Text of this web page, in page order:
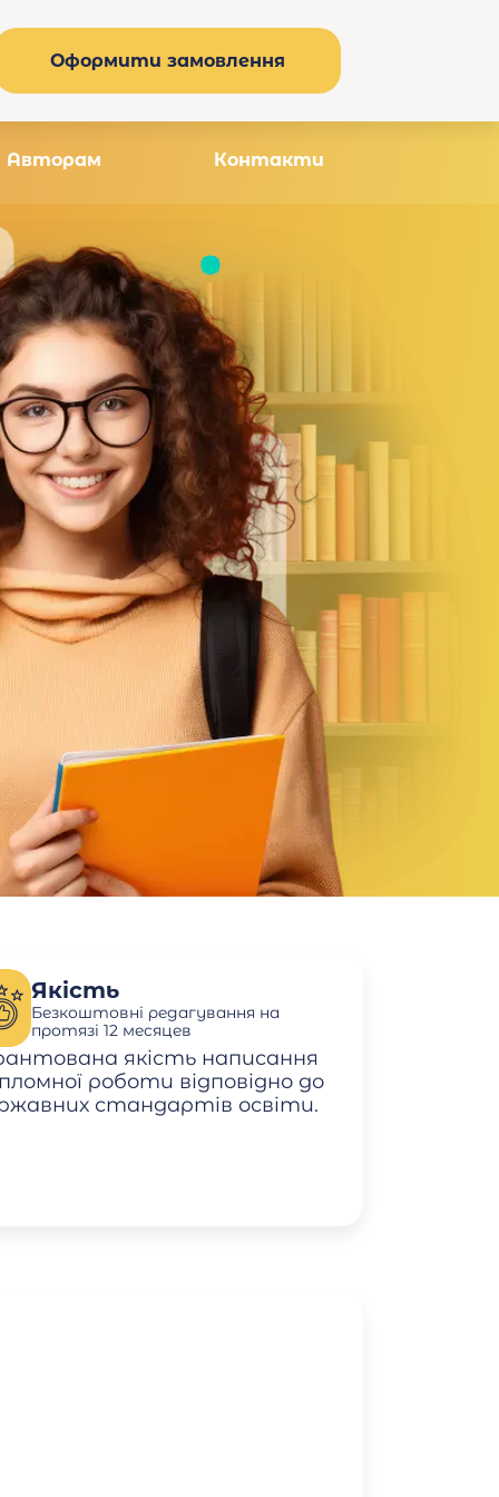
Оформити замовлення
Авторам Контакти
Якість
Безкоштовні редагування на
протязі 12 месяцев
якість написання
роботи відповідно до
стандартів освіти.